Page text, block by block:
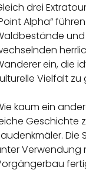
drei
Alpha“
ein, die
Vielfalt zu
kaum ein
Geschichte
Die
Verwendung